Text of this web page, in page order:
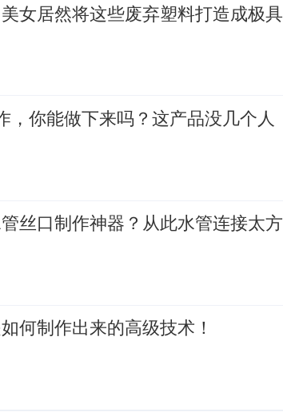
女居然将这些废弃塑料打造成极具
，你能做下来吗？这产品没几个人
丝口制作神器？从此水管连接太方
何制作出来的高级技术！